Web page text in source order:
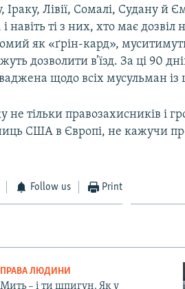
Лівії, Сомалі, Судану й
навіть ті з них, хто має дозвіл
як «ґрін-кард»,
дозволити в’їзд. За ці 90
щодо всіх мусульман із
не тільки правозахисників і
США в Європі, не кажучи
Follow us Print
ПРАВА ЛЮДИНИ
Мить – і ти шпигун. Як у